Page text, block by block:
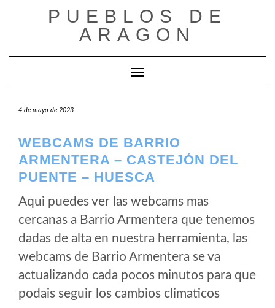
PUEBLOS DE
ARAGON
Cambiar modo de navegación
4 de mayo de 2023
WEBCAMS DE BARRIO
ARMENTERA – CASTEJÓN DEL
PUENTE – HUESCA
Aqui puedes ver las webcams mas
cercanas a Barrio Armentera que tenemos
dadas de alta en nuestra herramienta, las
webcams de Barrio Armentera se va
actualizando cada pocos minutos para que
podais seguir los cambios climaticos